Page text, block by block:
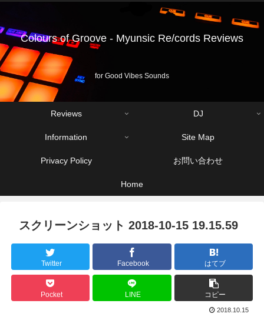
Colours of Groove - Myunsic Re/cords Reviews
for Good Vibes Sounds
Reviews DJ
Information Site Map
Privacy Policy お問い合わせ
Home
スクリーンショット 2018-10-15 19.15.59
Twitter Facebook はてブ
Pocket LINE コピー
2018.10.15